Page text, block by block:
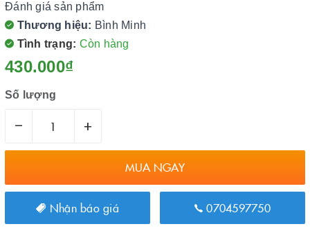
Đánh giá sản phẩm
Thương hiệu: Bình Minh
Tình trạng: Còn hàng
430.000₫
Số lượng
– +
MUA NGAY
Nhận báo giá 0704597750